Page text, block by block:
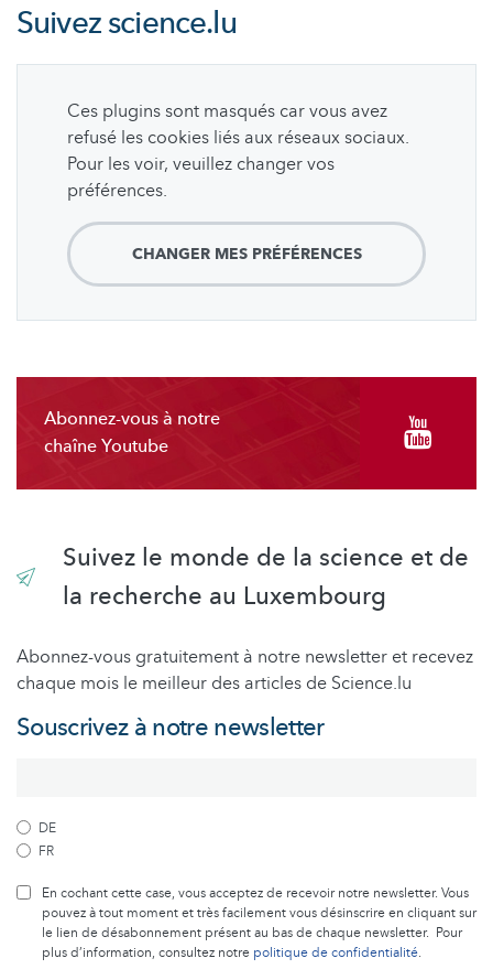
Suivezscience.lu
Ces plugins sont masqués car vous avez
refusé les cookies liés aux réseaux sociaux.
Pour les voir, veuillez changer vos
préférences.
CHANGER MES PRÉFÉRENCES
Abonnez-vous à notre
chaîne Youtube
Suivez le monde de la science et de
la recherche au Luxembourg
Abonnez-vous gratuitement à notre newsletter et recevez
chaque mois le meilleur des articles de Science.lu
Souscrivez à notre newsletter
DE
FR
En cochant cette case, vous acceptez de recevoir notre newsletter. Vous
pouvez à tout moment et très facilement vous désinscrire en cliquant sur
le lien de désabonnement présent au bas de chaque newsletter. Pour
plus d’information, consultez notre politique de confidentialité.